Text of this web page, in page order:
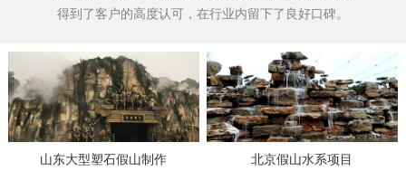
得到了客户的高度认可，在行业内留下了良好口碑。
山东大型塑石假山制作 北京假山水系项目